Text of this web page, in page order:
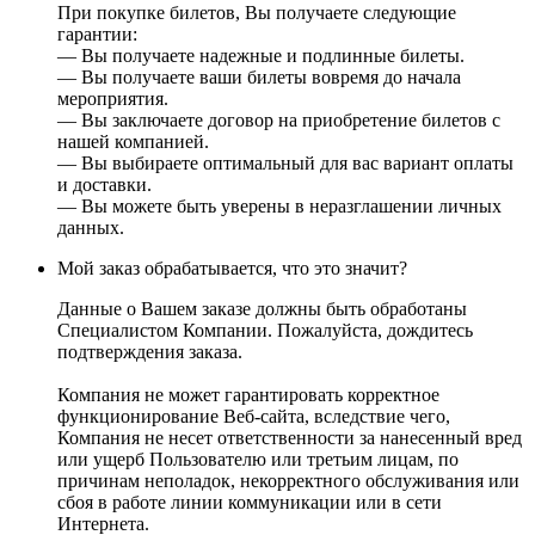
При покупке билетов, Вы получаете следующие
гарантии:
— Вы получаете надежные и подлинные билеты.
— Вы получаете ваши билеты вовремя до начала
мероприятия.
— Вы заключаете договор на приобретение билетов с
нашей компанией.
— Вы выбираете оптимальный для вас вариант оплаты
и доставки.
— Вы можете быть уверены в неразглашении личных
данных.
Мой заказ обрабатывается, что это значит?
Данные о Вашем заказе должны быть обработаны
Специалистом Компании. Пожалуйста, дождитесь
подтверждения заказа.
Компания не может гарантировать корректное
функционирование Веб-сайта, вследствие чего,
Компания не несет ответственности за нанесенный вред
или ущерб Пользователю или третьим лицам, по
причинам неполадок, некорректного обслуживания или
сбоя в работе линии коммуникации или в сети
Интернета.